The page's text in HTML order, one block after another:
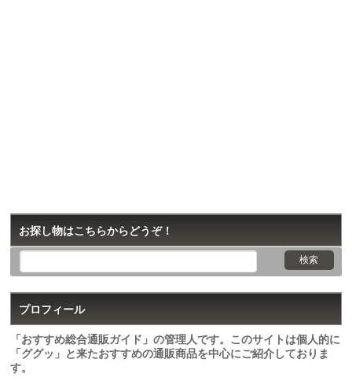
お探し物はこちらからどうぞ！
プロフィール
「おすすめ総合通販ガイド」の管理人です。このサイトは個人的に
「ググッ」と来たおすすめの通販商品を中心にご紹介しておりま
す。